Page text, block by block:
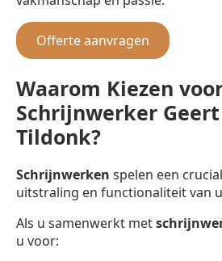
Offerte aanvragen
Waarom Kiezen
Schrijnwerker
Tildonk?
Schrijnwerken spelen een
uitstraling en functionaliteit van
Als u samenwerkt met
u voor: